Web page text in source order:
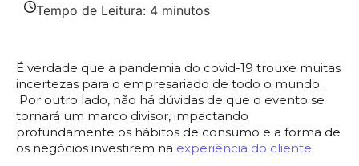
Tempo de Leitura: 4 minutos
É verdade que a pandemia do covid-19 trouxe muitas
incertezas para o empresariado de todo o mundo.
Por outro lado, não há dúvidas de que o evento se
tornará um marco divisor, impactando
profundamente os hábitos de consumo e a forma de
os negócios investirem na experiência do cliente.